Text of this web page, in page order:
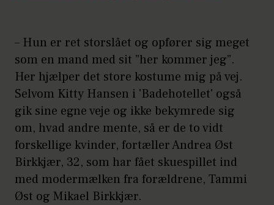
– Hun er ret storslået og opfører sig meget
som en mand med sit ”her kommer jeg”.
Her hjælper det store kostume mig på vej.
Selvom Kitty Hansen i 'Badehotellet' også
gik sine egne veje og ikke bekymrede sig
om, hvad andre mente, så er de to vidt
forskellige kvinder, fortæller Andrea Øst
Birkkjær, 32, som har fået skuespillet ind
med modermælken fra forældrene, Tammi
Øst og Mikael Birkkjær.